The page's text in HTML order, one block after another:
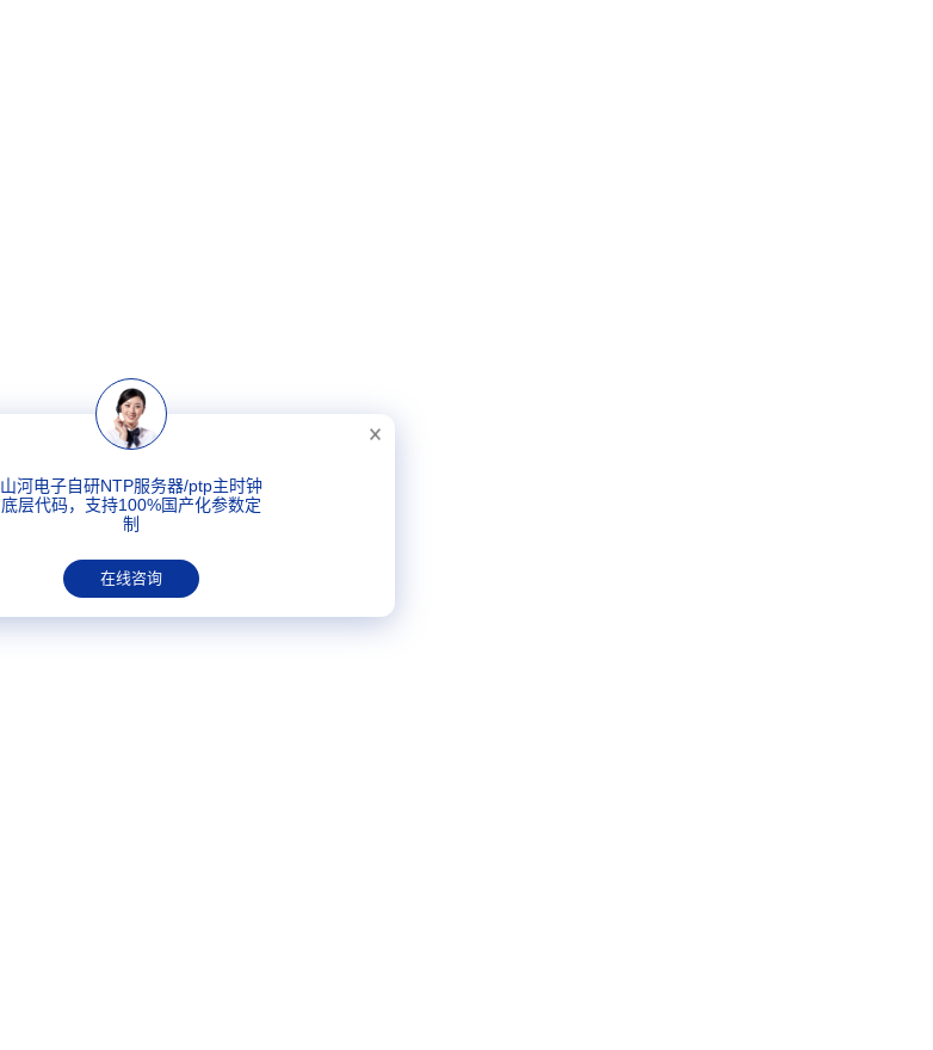
山河电子自研NTP服务器/ptp主时钟
底层代码，支持100%国产化参数定
制
在线咨询